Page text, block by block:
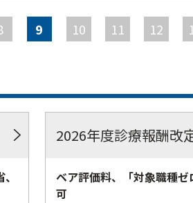
9 10 11 12
2026年度診療報酬改
ベア評価料、「対象職種
可